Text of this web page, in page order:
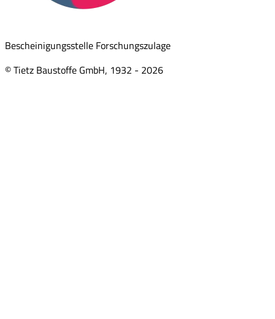
Bescheinigungsstelle Forschungszulage
© Tietz Baustoffe GmbH, 1932 - 2026